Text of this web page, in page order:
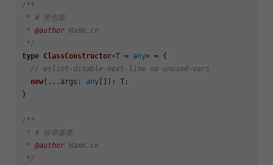
/**
* # 类包装
* @author Hamm.cn
*/
type ClassConstructor<T = any> = {
// eslint-disable-next-line no-unused-vars
new(... args : any []): T;
}
/**
* # 枚举基类
* @author Hamm.cn
*/